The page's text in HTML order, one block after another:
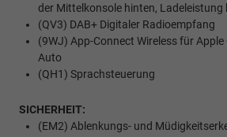
der Mittelkonsole hinten, Ladeleistung
(QV3) DAB+ Digitaler Radioempfang
(9WJ) App-Connect Wireless für
Auto
(QH1) Sprachsteuerung
SICHERHEIT:
(EM2) Ablenkungs- und